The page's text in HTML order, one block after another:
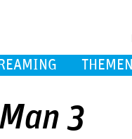
THEMEN
3